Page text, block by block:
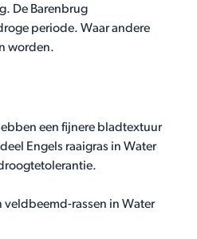
De Barenbrug
periode. Waar andere
worden.
een fijnere bladtextuur
Engels raaigras in Water
veldbeemd-rassen in Water